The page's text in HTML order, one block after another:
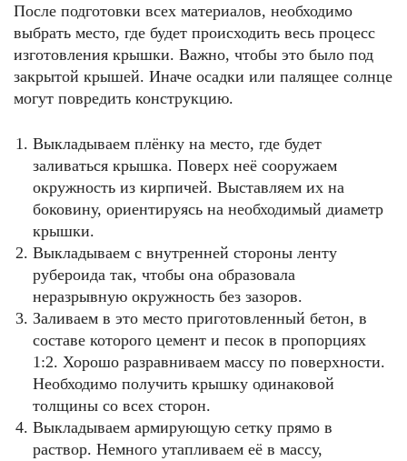
После подготовки всех материалов, необходимо
выбрать место, где будет происходить весь процесс
изготовления крышки. Важно, чтобы это было под
закрытой крышей. Иначе осадки или палящее солнце
могут повредить конструкцию.
Выкладываем плёнку на место, где будет
заливаться крышка. Поверх неё сооружаем
окружность из кирпичей. Выставляем их на
боковину, ориентируясь на необходимый диаметр
крышки.
Выкладываем с внутренней стороны ленту
рубероида так, чтобы она образовала
неразрывную окружность без зазоров.
Заливаем в это место приготовленный бетон, в
составе которого цемент и песок в пропорциях
1:2. Хорошо разравниваем массу по поверхности.
Необходимо получить крышку одинаковой
толщины со всех сторон.
Выкладываем армирующую сетку прямо в
раствор. Немного утапливаем её в массу,